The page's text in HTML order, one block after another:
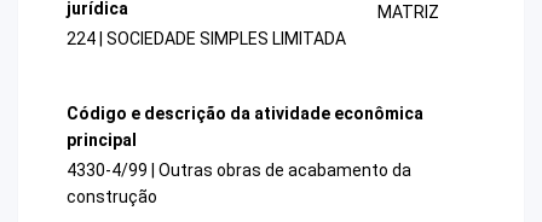
jurídica
224 | SOCIEDADE SIMPLES LIMITADA
MATRIZ
Código e descrição da atividade econômica
principal
4330-4/99 | Outras obras de acabamento da
construção